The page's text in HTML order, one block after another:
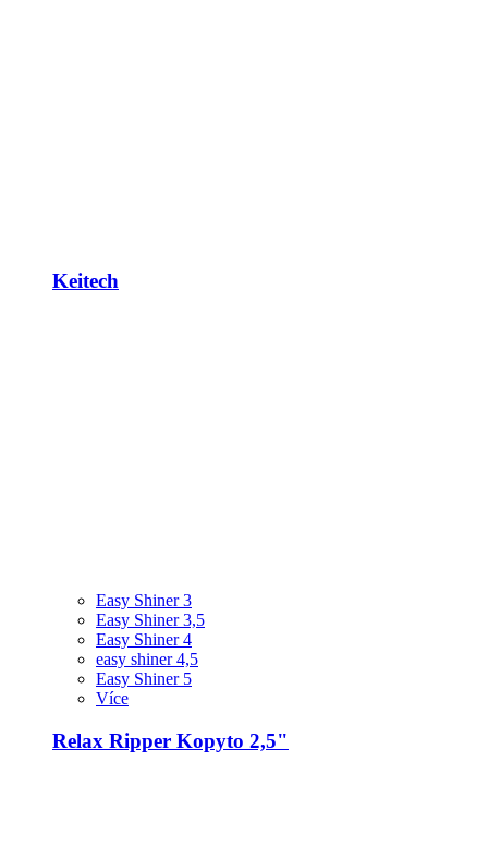
Keitech
Easy Shiner 3
Easy Shiner 3,5
Easy Shiner 4
easy shiner 4,5
Easy Shiner 5
Více
Relax Ripper Kopyto 2,5"